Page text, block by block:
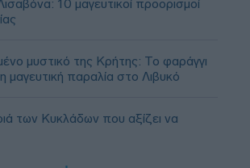
10 μαγευτικοί προορισμοί
μυστικό της Κρήτης: Το φαράγγι
μαγευτική παραλία στο Λιβυκό
των Κυκλάδων που αξίζει να